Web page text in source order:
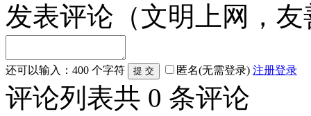
发表评论 （文明上网，
还可以输入： 400 个字符 匿名(无需登录) 注册登录
评论列表共 0 条评论